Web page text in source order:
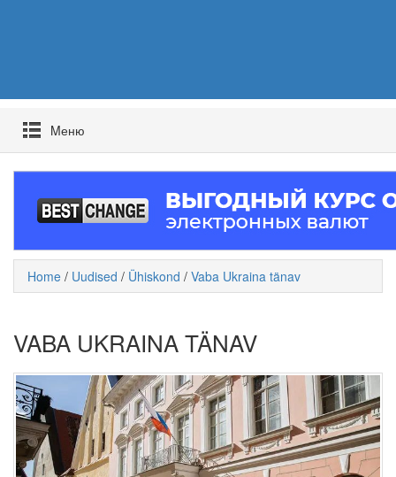
Mеню
Home / Uudised / Ühiskond / Vaba Ukraina tänav
VABA UKRAINA TÄNAV